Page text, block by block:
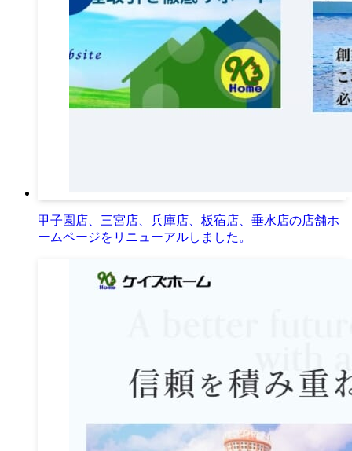
甲子園店、三宮店、兵庫店、板宿店、垂水店の店舗ホ
ームページをリニューアルしました。